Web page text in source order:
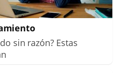
sin razón? Estas